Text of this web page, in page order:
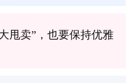
甩卖”，也要保持优雅